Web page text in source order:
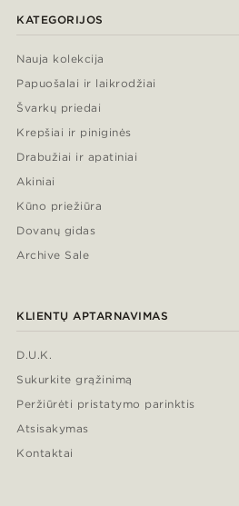
KATEGORIJOS
Nauja kolekcija
Papuošalai ir laikrodžiai
Švarkų priedai
Krepšiai ir piniginės
Drabužiai ir apatiniai
Akiniai
Kūno priežiūra
Dovanų gidas
Archive Sale
KLIENTŲ APTARNAVIMAS
D.U.K.
Sukurkite grąžinimą
Peržiūrėti pristatymo parinktis
Atsisakymas
Kontaktai